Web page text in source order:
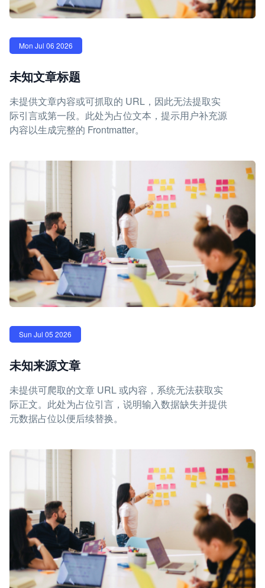
Mon Jul 06 2026
未知文章标题
未提供文章内容或可抓取的 URL，因此无法提取实
际引言或第一段。此处为占位文本，提示用户补充源
内容以生成完整的 Frontmatter。
Sun Jul 05 2026
未知来源文章
未提供可爬取的文章 URL 或内容，系统无法获取实
际正文。此处为占位引言，说明输入数据缺失并提供
元数据占位以便后续替换。